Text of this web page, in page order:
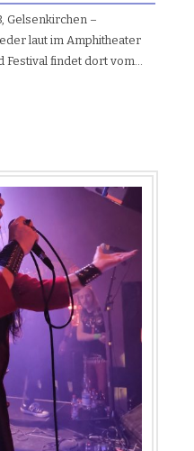
Gelsenkirchen –
laut im Amphitheater
Festival findet dort vom…